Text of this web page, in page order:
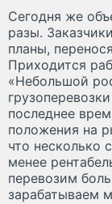
Сегодня же
разы.
планы,
Приходится
«Небольшой
последнее
положения на
что несколько
менее
перевозим
зарабатываем